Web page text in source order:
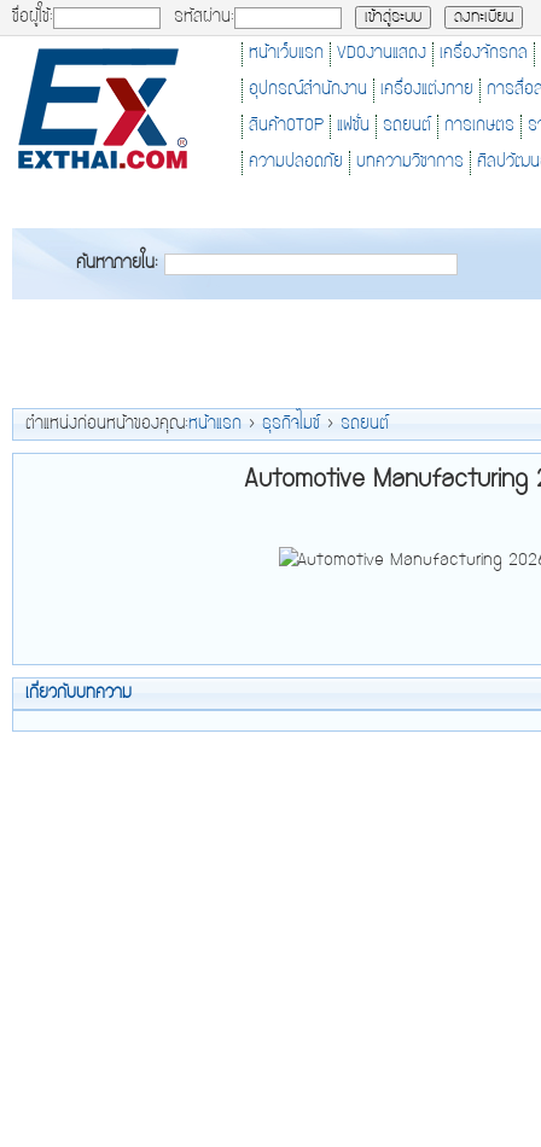
ชื่อผู้ใช้: รหัสผ่าน:
หน้าเว็บแรก VDOงานแสดง เครื่องจักรกล
อุปกรณ์สำนักงาน เครื่องแต่งกาย การสื่อ
สินค้าOTOP แฟชั่น รถยนต์ การเกษตร ร
ความปลอดภัย บทความวิชาการ ศิลปวัฒน
ค้นหาภายใน:
ตำแหน่งก่อนหน้าของคุณ:หน้าแรก > ธุรกิจไมซ์ > รถยนต์
Automotive Manufacturing
เกี่ยวกับบทความ